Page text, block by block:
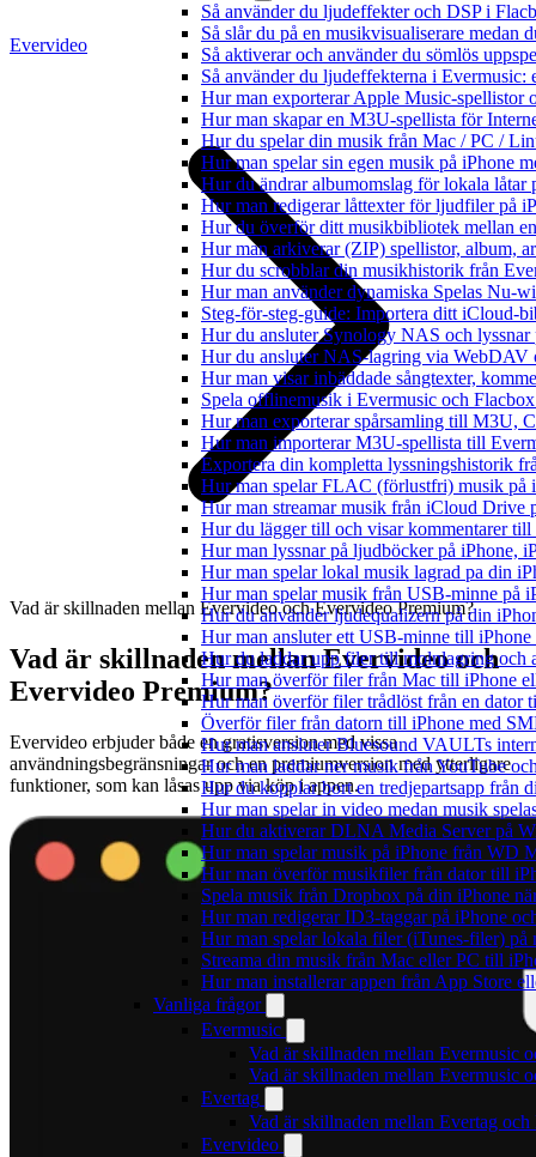
Så använder du ljudeffekter och DSP i
Så slår du på en musikvisualiserare medan
Så aktiverar och använder du sömlös
Så använder du ljudeffekterna i
Hur man exporterar Apple Music-spellistor
Hur man skapar en M3U-spellista för
Hur du spelar din musik från Mac / PC /
Hur man spelar sin egen musik på iPhone
Hur du ändrar albumomslag för lokala
Hur man redigerar låttexter för ljudfiler på
Hur du överför ditt musikbibliotek mellan
Hur man arkiverar (ZIP) spellistor, album,
Hur du scrobblar din musikhistorik från
Hur man använder dynamiska Spelas Nu-
Steg-för-steg-guide: Importera ditt iCloud-
Hur du ansluter Synology NAS och
Hur du ansluter NAS-lagring via WebDAV
Hur man visar inbäddade sångtexter,
Spela offlinemusik i Evermusic och
Hur man exporterar spårsamling till M3U,
Hur man importerar M3U-spellista till
Exportera din kompletta lyssningshistorik
Hur man spelar FLAC (förlustfri) musik på
Hur man streamar musik från iCloud Drive
Hur du lägger till och visar kommentarer
Hur man lyssnar på ljudböcker på iPhone,
Hur man spelar lokal musik lagrad pa din
Hur man spelar musik från USB-minne på
Hur du använder ljudequalizern på din
Hur man ansluter ett USB-minne till
Hur du laddar upp filer till molnlagring och
Hur man överför filer från Mac till iPhone
Hur man överför filer trådlöst från en dator
Överför filer från datorn till iPhone med
Hur man ansluter Bluesound VAULTs
Hur man laddar ner musik från YouTube
Hur du kopplar bort en tredjepartsapp från
Hur man spelar in video medan musik
Hur du aktiverar DLNA Media Server på
Hur man spelar musik på iPhone från WD
Hur man överför musikfiler från dator till
Spela musik från Dropbox på din iPhone
Hur man redigerar ID3-taggar på iPhone
Hur man spelar lokala filer (iTunes-filer) på
Streama din musik från Mac eller PC till
Hur man installerar appen från App Store
Vanliga frågor
Evermusic
Vad är skillnaden mellan Evermusic
Vad är skillnaden mellan Evermusic
Evertag
Vad är skillnaden mellan Evertag
Evervideo
Evervideo
Vad är skillnaden mellan Evervideo och Evervideo Premium?
Vad är skillnaden mellan Evervideo och
Evervideo Premium?
Evervideo erbjuder både en gratisversion med vissa
användningsbegränsningar och en premiumversion med ytterligare
funktioner, som kan låsas upp via köp i appen.